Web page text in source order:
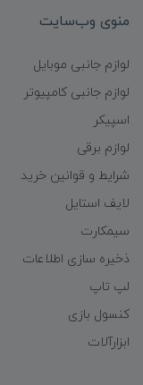
منوی وب‌سایت
لوازم جانبی موبایل
لوازم جانبی کامپیوتر
اسپیکر
لوازم برقی
شرایط و قوانین خرید
لایف استایل
سیمکارت
ذخیره سازی اطلاعات
لپ تاپ
کنسول بازی
ابزارآلات